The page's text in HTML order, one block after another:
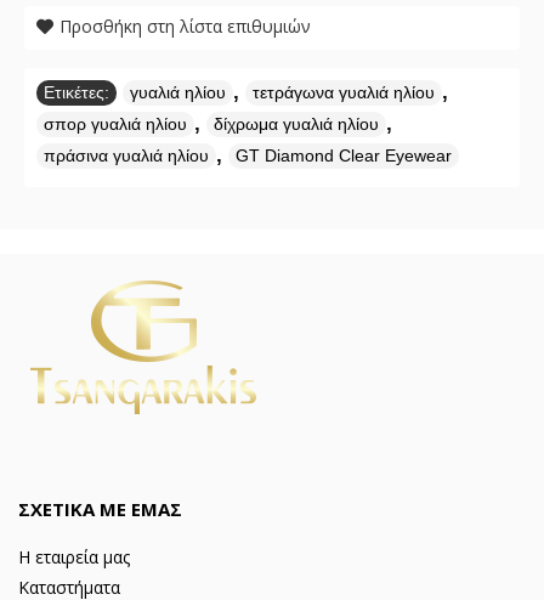
Προσθήκη στη λίστα επιθυμιών
Ετικέτες: γυαλιά ηλίου , τετράγωνα γυαλιά ηλίου ,
σπορ γυαλιά ηλίου , δίχρωμα γυαλιά ηλίου ,
πράσινα γυαλιά ηλίου , GT Diamond Clear Eyewear
ΣΧΕΤΙΚΑ ΜΕ ΕΜΑΣ
Η εταιρεία μας
Καταστήματα